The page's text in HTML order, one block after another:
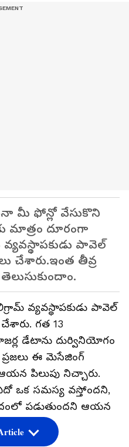
మీ ఫోన్లో వేసుకొని
మాత్రం దూరంగా
పావెల్
చేశారు.ఇంత తీవ్ర
వ్యవస్థాపకుడు పావెల్
గత 13
డేటాను దుర్వినియోగం
ఈ మెసేజింగ్
పిలుపు నిచ్చారు.
ఒక సమస్య వస్తోందని,
పడుతుందని ఆయన